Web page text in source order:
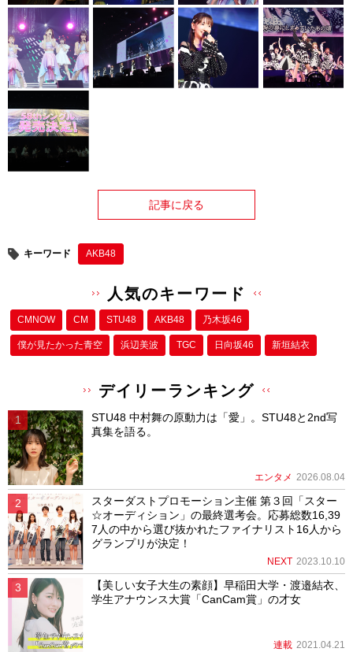
記事に戻る
キーワード AKB48
人気のキーワード
CMNOW CM STU48 AKB48 乃木坂46
僕が⾒たかった⻘空 浜辺美波 TGC 日向坂46 新垣結衣
デイリーランキング
STU48 中村舞の原動力は「愛」。STU48と2nd写
真集を語る。
エンタメ 2026.08.04
スターダストプロモーション主催 第３回「スター
☆オーディション」の最終選考会。応募総数16,39
7人の中から選び抜かれたファイナリスト16人から
グランプリが決定！
NEXT 2023.10.10
【美しい女子大生の素顔】早稲田大学・渡邉結衣、
学生アナウンス大賞「CanCam賞」の才女
連載 2021.04.21